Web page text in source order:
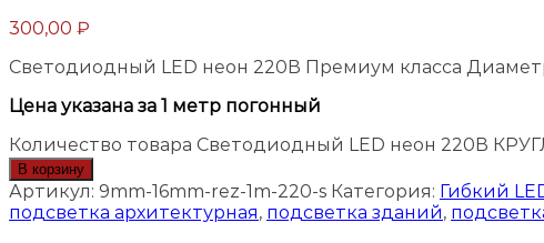
300,00 ₽
Светодиодный LED неон 220В Премиум класса
Цена указана за 1 метр погонный
Количество товара Светодиодный LED неон 220В
В корзину
Артикул: 9mm-16mm-rez-1m-220-s Категория: Гибкий
подсветка архитектурная, подсветка зданий,